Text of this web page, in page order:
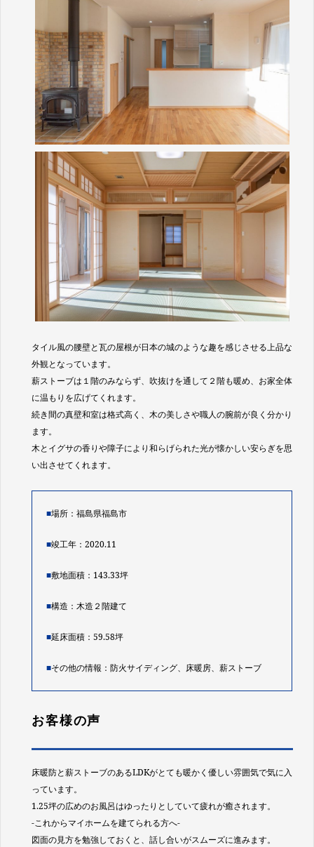
タイル風の腰壁と瓦の屋根が日本の城のような趣を感じさせる上品な
外観となっています。
薪ストーブは１階のみならず、吹抜けを通して２階も暖め、お家全体
に温もりを広げてくれます。
続き間の真壁和室は格式高く、木の美しさや職人の腕前が良く分かり
ます。
木とイグサの香りや障子により和らげられた光が懐かしい安らぎを思
い出させてくれます。
■場所：福島県福島市
■竣工年：2020.11
■敷地面積：143.33坪
■構造：木造２階建て
■延床面積：59.58坪
■その他の情報：防火サイディング、床暖房、薪ストーブ
お客様の声
床暖防と薪ストーブのあるLDKがとても暖かく優しい雰囲気で気に入
っています。
1.25坪の広めのお風呂はゆったりとしていて疲れが癒されます。
-これからマイホームを建てられる方へ-
図面の見方を勉強しておくと、話し合いがスムーズに進みます。